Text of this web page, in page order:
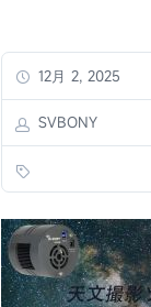
12月 2, 2025
SVBONY